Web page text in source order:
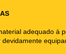
adequado à